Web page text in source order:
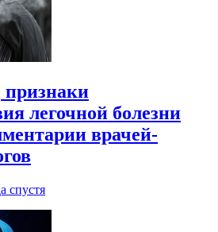
легочной болезни
врачей-
спустя